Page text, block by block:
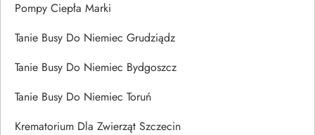
Pompy Ciepła Marki
Tanie Busy Do Niemiec Grudziądz
Tanie Busy Do Niemiec Bydgoszcz
Tanie Busy Do Niemiec Toruń
Krematorium Dla Zwierząt Szczecin